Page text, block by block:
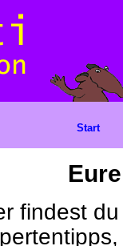
findest
Start